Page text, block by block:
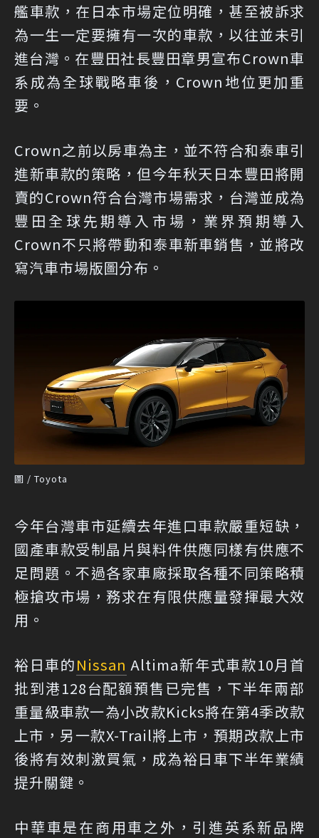
艦車款，在日本市場定位明確，甚至被訴求
為一生一定要擁有一次的車款，以往並未引
進台灣。在豐田社長豐田章男宣布Crown車
系成為全球戰略車後，Crown地位更加重
要。
Crown之前以房車為主，並不符合和泰車引
進新車款的策略，但今年秋天日本豐田將開
賣的Crown符合台灣市場需求，台灣並成為
豐田全球先期導入市場，業界預期導入
Crown不只將帶動和泰車新車銷售，並將改
寫汽車市場版圖分布。
圖 / Toyota
今年台灣車市延續去年進口車款嚴重短缺，
國產車款受制晶片與料件供應同樣有供應不
足問題。不過各家車廠採取各種不同策略積
極搶攻市場，務求在有限供應量發揮最大效
用。
裕日車的Nissan Altima新年式車款10月首
批到港128台配額預售已完售，下半年兩部
重量級車款一為小改款Kicks將在第4季改款
上市，另一款X-Trail將上市，預期改款上市
後將有效刺激買氣，成為裕日車下半年業績
提升關鍵。
中華車是在商用車之外，引進英系新品牌